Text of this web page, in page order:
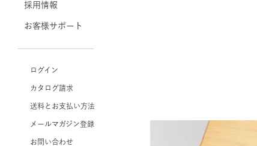
採用情報
お客様サポート
ログイン
カタログ請求
送料とお支払い方法
メールマガジン登録
お問い合わせ